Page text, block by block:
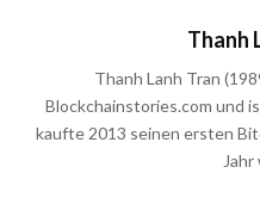
Thanh
Thanh Lanh Tran
Blockchainstories.com und
kaufte 2013 seinen ersten